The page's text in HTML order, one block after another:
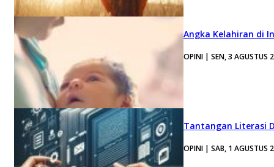
Angka Kelahiran di
OPINI | SEN, 3 AGUSTUS
Tantangan Literasi
OPINI | SAB, 1 AGUSTUS